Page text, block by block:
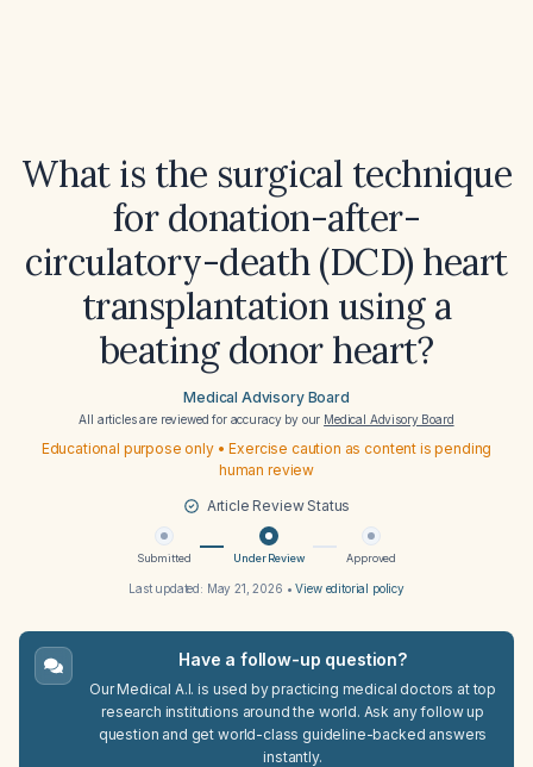
What is the surgical technique
for donation-after-
circulatory-death (DCD) heart
transplantation using a
beating donor heart?
Medical Advisory Board
All articles are reviewed for accuracy by our Medical Advisory Board
Educational purpose only • Exercise caution as content is pending
human review
Article Review Status
Submitted Under Review Approved
Last updated: May 21, 2026 •View editorial policy
Have a follow-up question?
Our Medical A.I. is used by practicing medical doctors at top
research institutions around the world. Ask any follow up
question and get world-class guideline-backed answers
instantly.